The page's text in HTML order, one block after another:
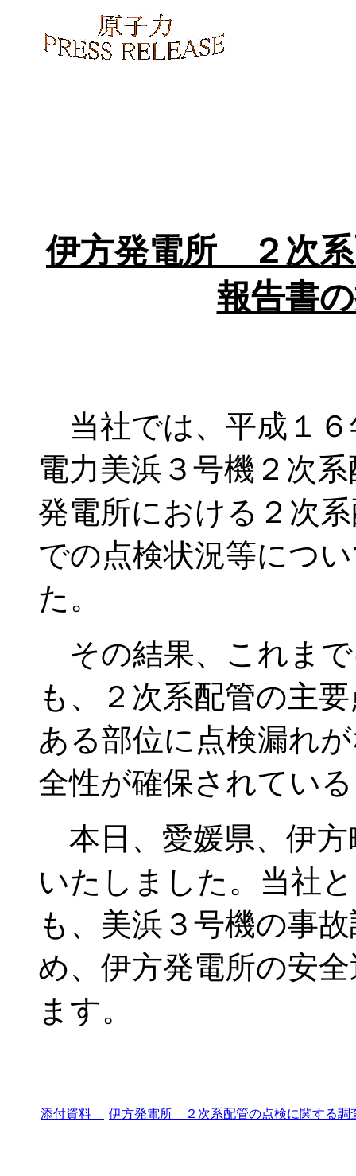
伊方発電所 ２次系
報告書
当社では、平成１６
電力美浜３号機２次
発電所における２次
での点検状況等につ
た。
その結果、これま
も、２次系配管の主
ある部位に点検漏れ
全性が確保されてい
本日、愛媛県、伊方
いたしました。当社
も、美浜３号機の事
め、伊方発電所の安
ます。
添付資料 伊方発電所 ２次系配管の点検に関する調